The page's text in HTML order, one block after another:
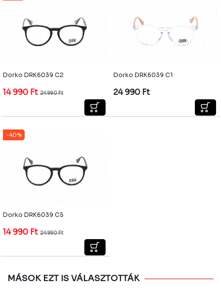
Dorko DRK6039 C2
14 990 Ft 24 990Ft
Dorko DRK6039 C1
24 990 Ft
-40%
Dorko DRK6039 C5
14 990 Ft 24 990Ft
MÁSOK EZT IS VÁLASZTOTTÁK